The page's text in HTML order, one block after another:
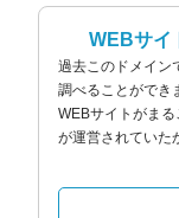
WEBサイ
過去このドメイン
調べることができ
WEBサイトがま
が運営されていた